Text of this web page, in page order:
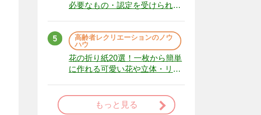
必要なもの・認定を受けられな
高齢者レクリエーションのノウ
ハウ
花の折り紙20選！一枚から簡単
に作れる可愛い花や立体・リー
もっと見る